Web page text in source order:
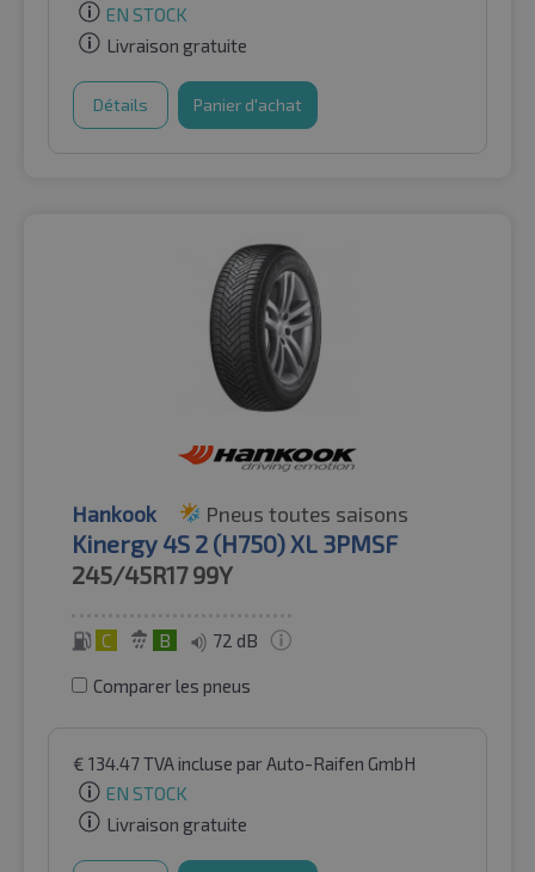
EN STOCK
Livraison gratuite
Détails Panier d'achat
Hankook Pneus toutes saisons
Kinergy 4S 2 (H750) XL 3PMSF
245/45R17 99Y
C B 72 dB
Comparer les pneus
€ 134.47TVA incluse par Auto-Raifen GmbH
EN STOCK
Livraison gratuite